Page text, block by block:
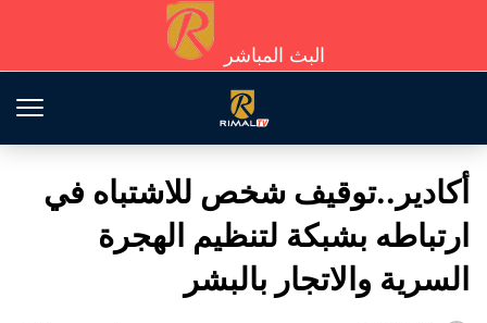
البث المباشر
أكادير..توقيف شخص للاشتباه في
ارتباطه بشبكة لتنظيم الهجرة
السرية والاتجار بالبشر